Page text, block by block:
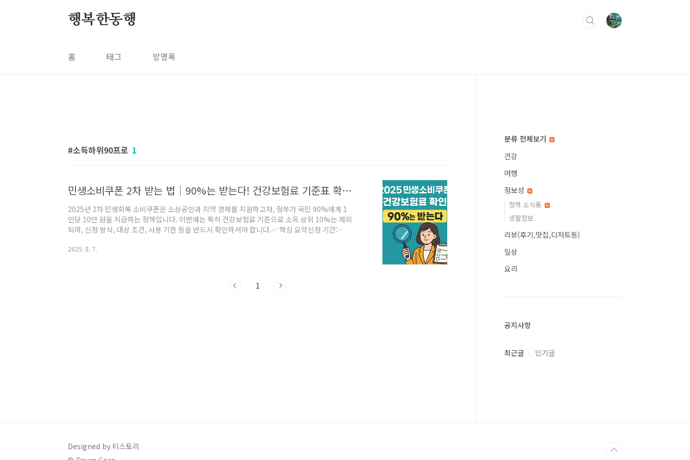
행복한동행
홈 태그 방명록
소득하위90프로 1
민생소비쿠폰 2차 받는 법｜90%는 받는다! 건강보험료 기준표 확인하세요
2025년 2차 민생회복 소비쿠폰은 소상공인과 지역 경제를 지원하고자, 정부가 국민 90%에게 1
인당 10만 원을 지급하는 정책입니다. 이번에는 특히 건강보험료 기준으로 소득 상위 10%는 제외
되며, 신청 방식, 대상 조건, 사용 기한 등을 반드시 확인하셔야 합니다.✅ 핵심 요약신청 기간:
지 가능지원 대상: 소득 상위 10%를 제외한 전체 국민의 약 90%사용 기한: 2025년 11월 30일
2025. 8. 7.
1
분류 전체보기
건강
여행
정보성
정책 소식통
생활정보
리뷰(후기,맛집,디저트등)
일상
요리
공지사항
최근글 인기글
Designed by 티스토리